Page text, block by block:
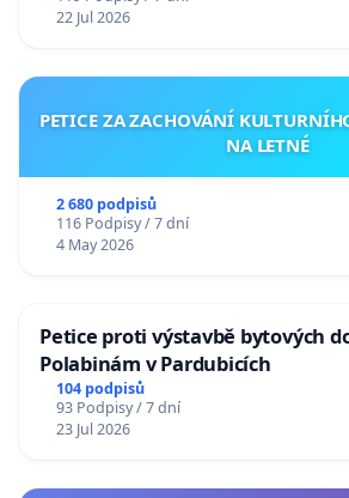
22 Jul 2026
PETICE ZA ZACHOVÁNÍ
NA LETNÉ
2 680 podpisů
116 Podpisy / 7 dní
4 May 2026
Petice proti výstavbě bytových
Polabinám v Pardubicích
104 podpisů
93 Podpisy / 7 dní
23 Jul 2026